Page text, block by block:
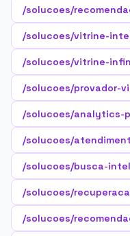
/solucoes/
/solucoes/vitrine-
/solucoes/vitrine-
/solucoes/provador-
/solucoes/analytics-
/solucoes/
/solucoes/busca-
/solucoes/
/solucoes/